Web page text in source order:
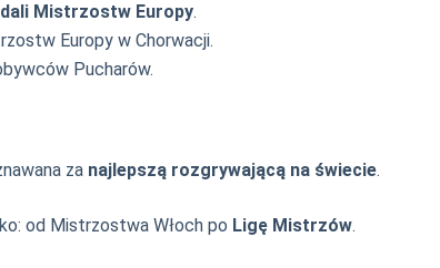
Mistrzostw Europy.
Europy w Chorwacji.
Pucharów.
za najlepszą rozgrywającą na świecie.
od Mistrzostwa Włoch po Ligę Mistrzów.